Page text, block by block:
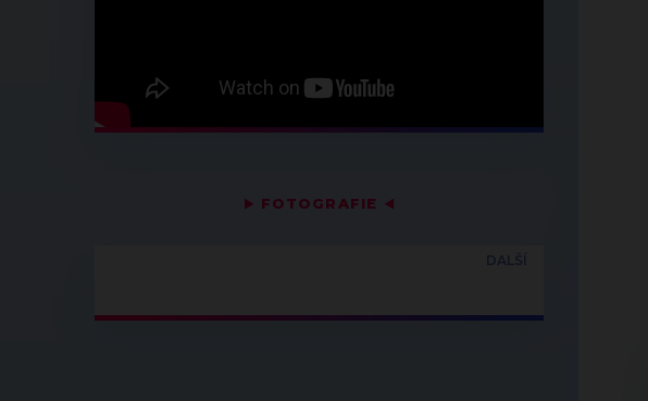
▶ FOTOGRAFIE ◀